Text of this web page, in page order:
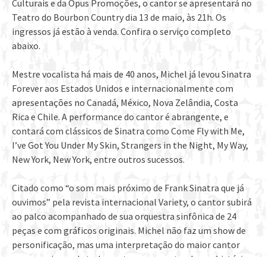
Culturais e da Opus Promoções, o cantor se apresentará no
Teatro do Bourbon Country dia 13 de maio, às 21h. Os
ingressos já estão à venda. Confira o serviço completo
abaixo.
Mestre vocalista há mais de 40 anos, Michel já levou Sinatra
Forever aos Estados Unidos e internacionalmente com
apresentações no Canadá, México, Nova Zelândia, Costa
Rica e Chile. A performance do cantor é abrangente, e
contará com clássicos de Sinatra como Come Fly with Me,
I’ve Got You Under My Skin, Strangers in the Night, My Way,
New York, New York, entre outros sucessos.
Citado como “o som mais próximo de Frank Sinatra que já
ouvimos” pela revista internacional Variety, o cantor subirá
ao palco acompanhado de sua orquestra sinfônica de 24
peças e com gráficos originais. Michel não faz um show de
personificação, mas uma interpretação do maior cantor